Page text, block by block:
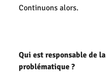
Continuons alors.
Qui est responsable de la
problématique ?